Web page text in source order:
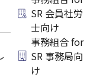
SR 会員社労
士向け
事務組合 for
SR 事務局向
け